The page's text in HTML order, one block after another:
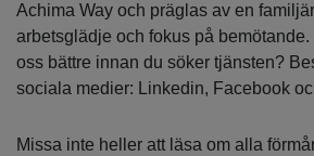
Achima Way och präglas av en
arbetsglädje och fokus på
oss bättre innan du söker tjänsten?
sociala medier: Linkedin, Facebook
Missa inte heller att läsa om alla